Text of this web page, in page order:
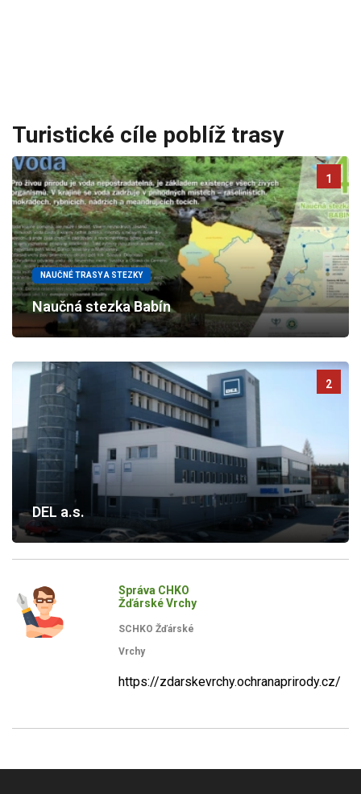
Turistické cíle poblíž trasy
1
NAUČNÉ TRASY A STEZKY
Naučná stezka Babín
2
DEL a.s.
Správa CHKO
Žďárské Vrchy
SCHKO Žďárské
Vrchy
https://zdarskevrchy.ochranaprirody.cz/